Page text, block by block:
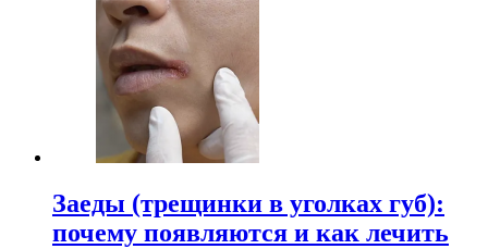
Заеды (трещинки в уголках губ):
почему появляются и как лечить